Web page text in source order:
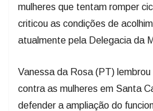
mulheres que tentam romper
criticou as condições de
atualmente pela Delegacia da
Vanessa da Rosa (PT)
contra as mulheres em Santa
defender a ampliação do